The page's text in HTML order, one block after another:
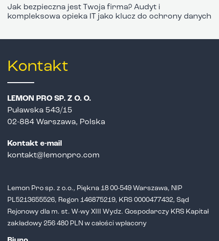
Jak bezpieczna jest Twoja firma? Audyt i
kompleksowa opieka IT jako klucz do ochrony danych
Kontakt
LEMON PRO SP. Z O. O.
Puławska 543/15
02-884 Warszawa, Polska
Kontakt e-mail
kontakt@lemonpro.com
Lemon Pro sp. z o.o., Piękna 18 00-549 Warszawa, NIP
PL5213655526, Regon 146875219, KRS 0000477432, Sąd
Rejonowy dla m. st. W-wy XIII Wydz. Gospodarczy KRS Kapitał
zakładowy 256 480 PLN w całości wpłacony